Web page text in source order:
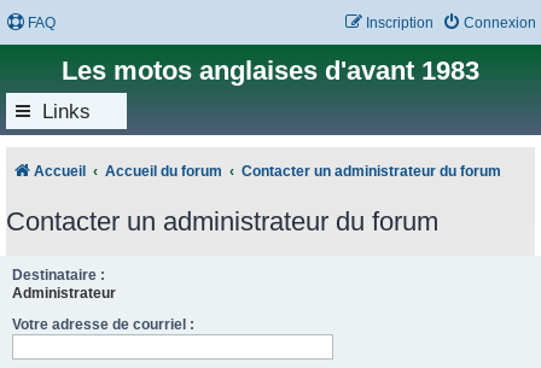
FAQ Connexion
Inscription
Les motos anglaises d'avant 1983
Links
Accueil Accueil du forum Contacter un administrateur du forum
Contacter un administrateur du forum
Destinataire :
Administrateur
Votre adresse de courriel :